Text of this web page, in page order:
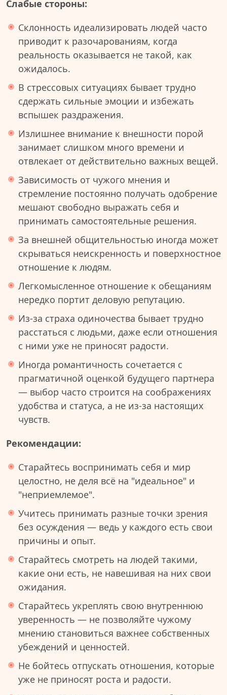
Слабые стороны:
Склонность идеализировать людей часто
приводит к разочарованиям, когда
реальность оказывается не такой, как
ожидалось.
В стрессовых ситуациях бывает трудно
сдержать сильные эмоции и избежать
вспышек раздражения.
Излишнее внимание к внешности порой
занимает слишком много времени и
отвлекает от действительно важных вещей.
Зависимость от чужого мнения и
стремление постоянно получать одобрение
мешают свободно выражать себя и
принимать самостоятельные решения.
За внешней общительностью иногда может
скрываться неискренность и поверхностное
отношение к людям.
Легкомысленное отношение к обещаниям
нередко портит деловую репутацию.
Из-за страха одиночества бывает трудно
расстаться с людьми, даже если отношения
с ними уже не приносят радости.
Иногда романтичность сочетается с
прагматичной оценкой будущего партнера
— выбор часто строится на соображениях
удобства и статуса, а не из-за настоящих
чувств.
Рекомендации:
Старайтесь воспринимать себя и мир
целостно, не деля всё на "идеальное" и
"неприемлемое".
Учитесь принимать разные точки зрения
без осуждения — ведь у каждого есть свои
причины и опыт.
Старайтесь смотреть на людей такими,
какие они есть, не навешивая на них свои
ожидания.
Старайтесь укреплять свою внутреннюю
уверенность — не позволяйте чужому
мнению становиться важнее собственных
убеждений и ценностей.
Не бойтесь отпускать отношения, которые
уже не приносят роста и радости.